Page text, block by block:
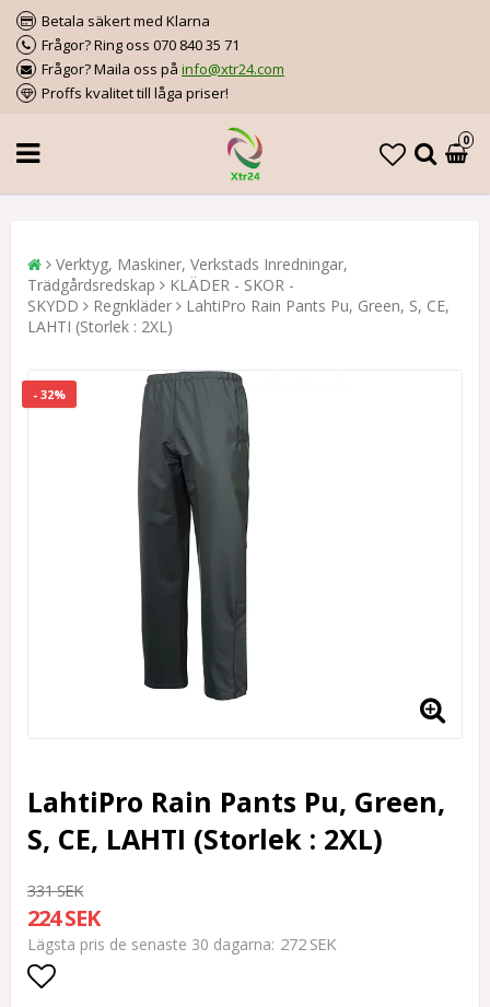
Betala säkert med Klarna
Frågor? Ring oss 070 840 35 71
Frågor? Maila oss på info@xtr24.com
Proffs kvalitet till låga priser!
0
Verktyg, Maskiner, Verkstads Inredningar,
Trädgårdsredskap
KLÄDER - SKOR -
SKYDD
Regnkläder
LahtiPro Rain Pants Pu, Green, S, CE,
LAHTI (Storlek : 2XL)
- 32%
LahtiPro Rain Pants Pu, Green,
S, CE, LAHTI (Storlek : 2XL)
331 SEK
224 SEK
Lägsta pris de senaste 30 dagarna 272 SEK